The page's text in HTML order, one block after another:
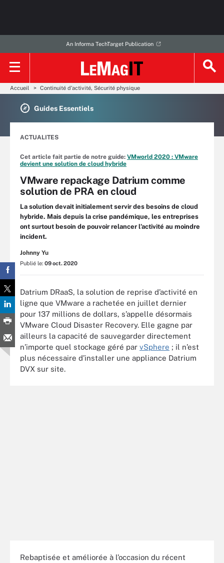
An Informa TechTarget Publication
Accueil Continuité d’activité, Sécurité physique
Guides Essentiels
ACTUALITES
Cet article fait partie de notre guide: VMworld 2020 : VMware
devient une solution de cloud hybride
VMware repackage Datrium comme
solution de PRA en cloud
La solution devait initialement servir des besoins de cloud
hybride. Mais depuis la crise pandémique, les entreprises
ont surtout besoin de pouvoir relancer l’activité au moindre
incident.
Johnny Yu
Publié le: 09 oct. 2020
Datrium DRaaS, la solution de reprise d’activité en
ligne que VMware a rachetée en juillet dernier
pour 137 millions de dollars, s’appelle désormais
VMware Cloud Disaster Recovery. Elle gagne par
ailleurs la capacité de sauvegarder directement
n’importe quel stockage géré par vSphere ; il n’est
plus nécessaire d’installer une appliance Datrium
DVX sur site.
Rebaptisée et améliorée à l’occasion du récent